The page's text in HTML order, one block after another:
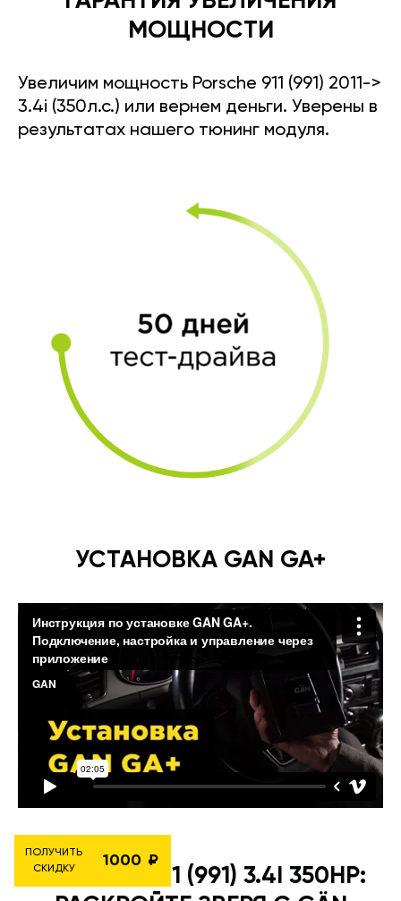
МОЩНОСТИ
Увеличим мощность Porsche 911 (991) 2011->
3.4i (350л.с.) или вернем деньги. Уверены в
результатах нашего тюнинг модуля.
УСТАНОВКА GAN GA+
PORSCHE 911 (991) 3.4I 350HP:
ПОЛУЧИТЬ
СКИДКУ
1000